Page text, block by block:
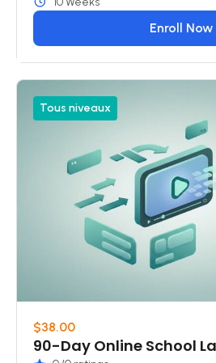
Enroll Now
Tous niveaux
$38.00
90-Day Online School